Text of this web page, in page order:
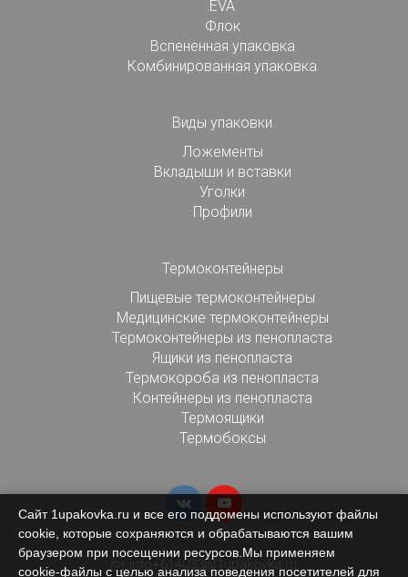
EVA
Флок
Вспененная упаковка
Комбинированная упаковка
Виды упаковки
Ложементы
Вкладыши и вставки
Уголки
Профили
Термоконтейнеры
Пищевые термоконтейнеры
Медицинские термоконтейнеры
Термоконтейнеры из пенопласта
Ящики из пенопласта
Термокороба из пенопласта
Контейнеры из пенопласта
Термоящики
Термобоксы
info+614033@1upakovka.ru
Сайт 1upakovka.ru и все его поддомены используют файлы
cookie, которые сохраняются и обрабатываются вашим
браузером при посещении ресурсов.Мы применяем
cookie‑файлы с целью анализа поведения посетителей для